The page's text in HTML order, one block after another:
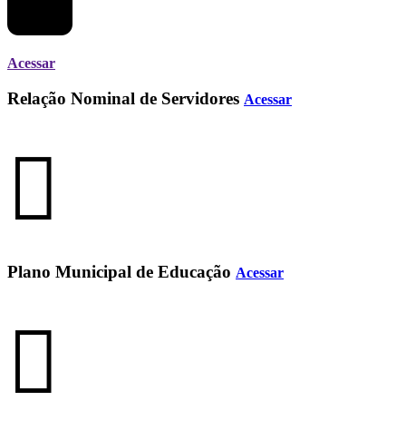
Acessar
Relação Nominal de Servidores Acessar
Plano Municipal de Educação Acessar